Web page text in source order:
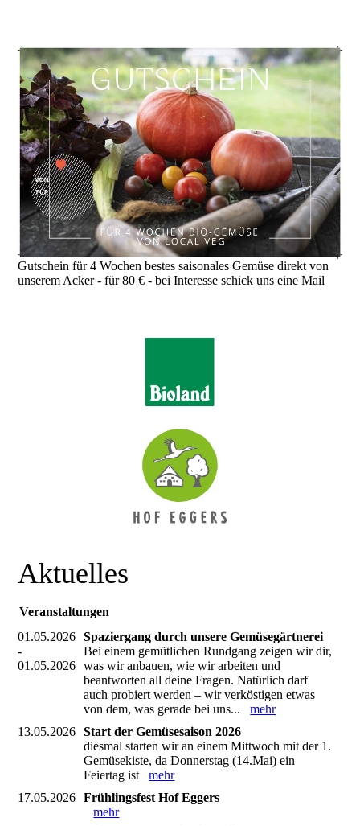
Gutschein für 4 Wochen bestes saisonales Gemüse direkt von
unserem Acker - für 80 € - bei Interesse schick uns eine Mail
Aktuelles
Veranstaltungen
01.05.2026
-
01.05.2026
Spaziergang durch unsere Gemüsegärtnerei
Bei einem gemütlichen Rundgang zeigen wir dir,
was wir anbauen, wie wir arbeiten und
beantworten all deine Fragen. Natürlich darf
auch probiert werden – wir verköstigen etwas
von dem, was gerade bei uns...mehr
13.05.2026
Start der Gemüsesaison 2026
diesmal starten wir an einem Mittwoch mit der 1.
Gemüsekiste, da Donnerstag (14.Mai) ein
Feiertag istmehr
17.05.2026
Frühlingsfest Hof Eggers
mehr